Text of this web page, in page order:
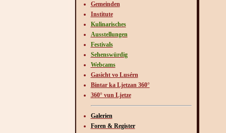
Gemeinden
Institute
Kulinarisches
Ausstellungen
Festivals
Sehenswürdig
Webcams
Gasìcht vo Lusérn
Bintar ka Ljetzan 360°
360° vun Ljetze
Galerien
Foren & Register